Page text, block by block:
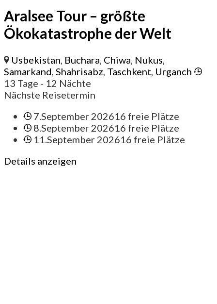
Aralsee Tour – größte
Ökokatastrophe der Welt
Usbekistan, Buchara, Chiwa, Nukus,
Samarkand, Shahrisabz, Taschkent, Urganch
13 Tage - 12 Nächte
Nächste Reisetermin
7.September 202616 freie Plätze
8.September 202616 freie Plätze
11.September 202616 freie Plätze
Details anzeigen